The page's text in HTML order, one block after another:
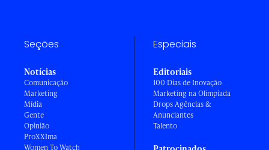
Seções
Notícias
Comunicação
Marketing
Mídia
Gente
Opinião
ProXXIma
Women To Watch
Especiais
Editoriais
100 Dias de Inovação
Marketing na Olimpíada
Drops Agências &
Anunciantes
Talento